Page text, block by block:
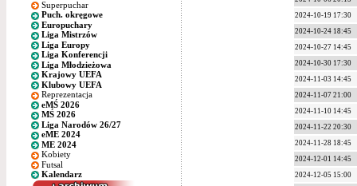
Superpuchar
Puch. okręgowe
Europuchary
Liga Mistrzów
Liga Europy
Liga Konferencji
Liga Młodzieżowa
Krajowy UEFA
Klubowy UEFA
Reprezentacja
eMŚ 2026
MŚ 2026
Liga Narodów 26/27
eME 2024
ME 2024
Kobiety
Futsal
Kalendarz
2024-10-19 17:30
2024-10-24 18:45
2024-10-27 14:45
2024-10-30 17:30
2024-11-03 14:45
2024-11-07 21:00
2024-11-10 14:45
2024-11-22 20:30
2024-11-28 18:45
2024-12-01 14:45
2024-12-05 15:00